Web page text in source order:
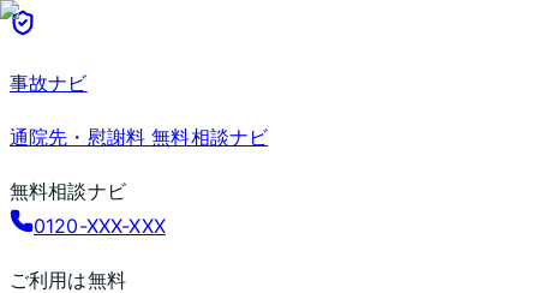
事故ナビ
通院先・慰謝料 無料相談ナビ
無料相談ナビ
0120-XXX-XXX
ご利用は無料